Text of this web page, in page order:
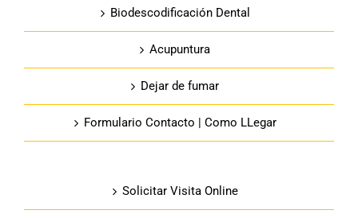
Biodescodificación Dental
Acupuntura
Dejar de fumar
Formulario Contacto | Como LLegar
Solicitar Visita Online